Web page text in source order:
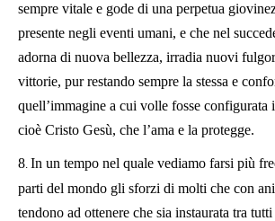
sempre vitale e gode di una perpetua
presente negli eventi umani, e che nel
adorna di nuova bellezza, irradia nuovi
vittorie, pur restando sempre la stessa e
quell’immagine a cui volle fosse configurata
cioè Cristo Gesù, che l’ama e la protegge.
8. In un tempo nel quale vediamo farsi più
parti del mondo gli sforzi di molti che con
tendono ad ottenere che sia instaurata tra